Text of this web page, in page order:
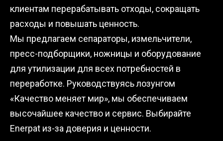
клиентам перерабатывать отходы, сокращать
расходы и повышать ценность.
Мы предлагаем сепараторы, измельчители,
пресс-подборщики, ножницы и оборудование
для утилизации для всех потребностей в
переработке. Руководствуясь лозунгом
«Качество меняет мир», мы обеспечиваем
высочайшее качество и сервис. Выбирайте
Enerpat из-за доверия и ценности.